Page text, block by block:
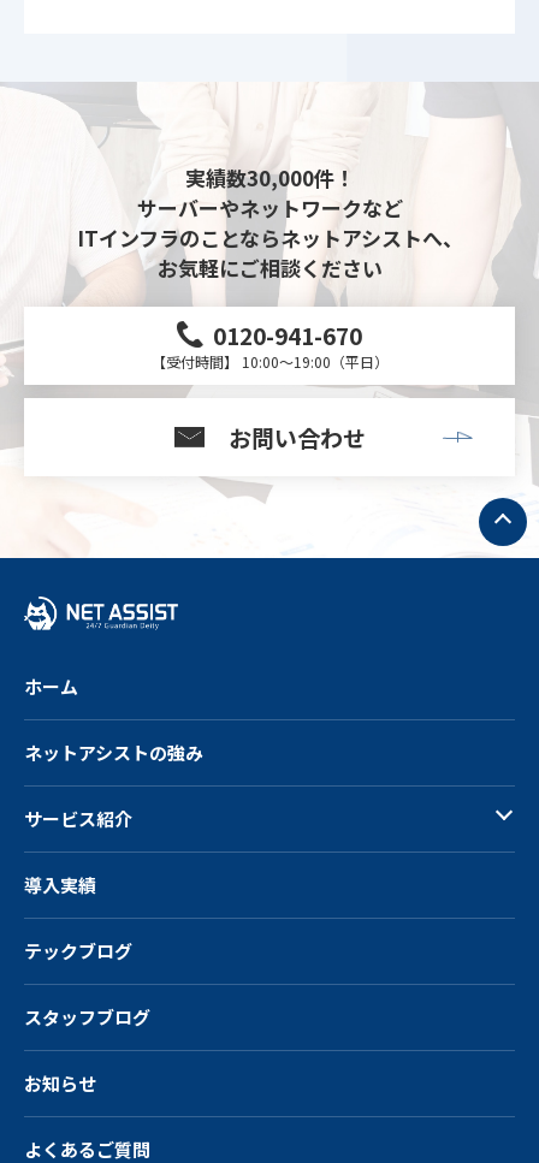
実績数30,000件！
サーバーやネットワークなど
ITインフラのことならネットアシストへ、
お気軽にご相談ください
0120-941-670
【受付時間】 10:00～19:00（平日）
お問い合わせ
ト
ッ
プ
へ
ホーム
ネットアシストの強み
サービス紹介
導入実績
テックブログ
スタッフブログ
お知らせ
よくあるご質問